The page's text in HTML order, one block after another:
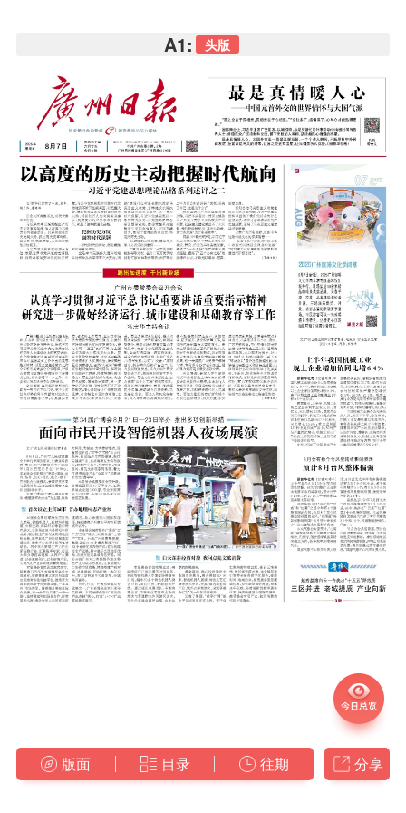
A1: 头版
版面 目录 往期 分享